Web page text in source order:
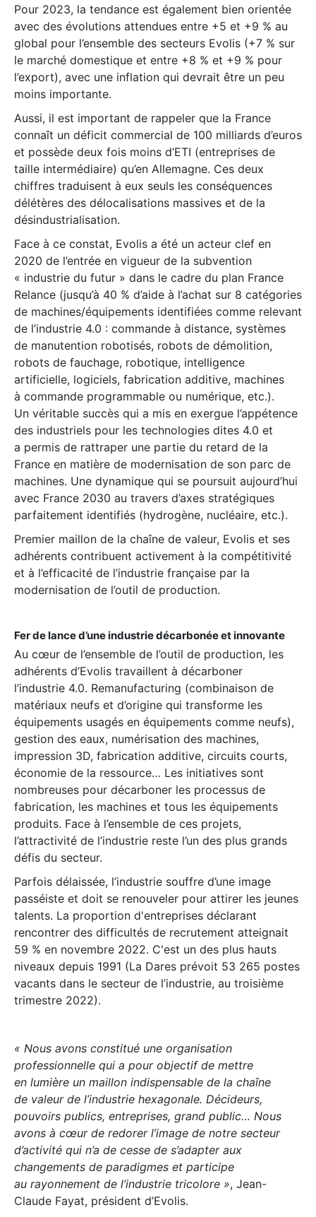
Pour 2023, la tendance est également bien orientée
avec des évolutions attendues entre +5 et +9 % au
global pour l’ensemble des secteurs Evolis (+7 % sur
le marché domestique et entre +8 % et +9 % pour
l’export), avec une inflation qui devrait être un peu
moins importante.
Aussi, il est important de rappeler que la France
connaît un déficit commercial de 100 milliards d’euros
et possède deux fois moins d’ETI (entreprises de
taille intermédiaire) qu’en Allemagne. Ces deux
chiffres traduisent à eux seuls les conséquences
délétères des délocalisations massives et de la
désindustrialisation.
Face à ce constat, Evolis a été un acteur clef en
2020 de l’entrée en vigueur de la subvention
« industrie du futur » dans le cadre du plan France
Relance (jusqu’à 40 % d’aide à l’achat sur 8 catégories
de machines/équipements identifiées comme relevant
de l’industrie 4.0 : commande à distance, systèmes
de manutention robotisés, robots de démolition,
robots de fauchage, robotique, intelligence
artificielle, logiciels, fabrication additive, machines
à commande programmable ou numérique, etc.).
Un véritable succès qui a mis en exergue l’appétence
des industriels pour les technologies dites 4.0 et
a permis de rattraper une partie du retard de la
France en matière de modernisation de son parc de
machines. Une dynamique qui se poursuit aujourd’hui
avec France 2030 au travers d’axes stratégiques
parfaitement identifiés (hydrogène, nucléaire, etc.).
Premier maillon de la chaîne de valeur, Evolis et ses
adhérents contribuent activement à la compétitivité
et à l’efficacité de l’industrie française par la
modernisation de l’outil de production.
Fer de lance d’une industrie décarbonée et innovante
Au cœur de l’ensemble de l’outil de production, les
adhérents d’Evolis travaillent à décarboner
l’industrie 4.0. Remanufacturing (combinaison de
matériaux neufs et d’origine qui transforme les
équipements usagés en équipements comme neufs),
gestion des eaux, numérisation des machines,
impression 3D, fabrication additive, circuits courts,
économie de la ressource… Les initiatives sont
nombreuses pour décarboner les processus de
fabrication, les machines et tous les équipements
produits. Face à l’ensemble de ces projets,
l’attractivité de l’industrie reste l’un des plus grands
défis du secteur.
Parfois délaissée, l’industrie souffre d’une image
passéiste et doit se renouveler pour attirer les jeunes
talents. La proportion d'entreprises déclarant
rencontrer des difficultés de recrutement atteignait
59 % en novembre 2022. C'est un des plus hauts
niveaux depuis 1991 (La Dares prévoit 53 265 postes
vacants dans le secteur de l’industrie, au troisième
trimestre 2022).
« Nous avons constitué une organisation
professionnelle qui a pour objectif de mettre
en lumière un maillon indispensable de la chaîne
de valeur de l’industrie hexagonale. Décideurs,
pouvoirs publics, entreprises, grand public… Nous
avons à cœur de redorer l’image de notre secteur
d’activité qui n’a de cesse de s’adapter aux
changements de paradigmes et participe
au rayonnement de l’industrie tricolore », Jean-
Claude Fayat, président d’Evolis.